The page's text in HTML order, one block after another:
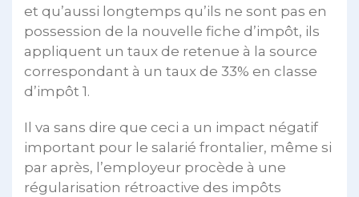
et qu’aussi longtemps qu’ils ne sont pas en
possession de la nouvelle fiche d’impôt, ils
appliquent un taux de retenue à la source
correspondant à un taux de 33% en classe
d’impôt 1.
Il va sans dire que ceci a un impact négatif
important pour le salarié frontalier, même si
par après, l’employeur procède à une
régularisation rétroactive des impôts